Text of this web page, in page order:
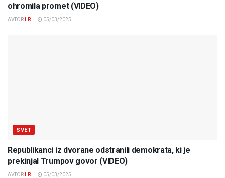
ohromila promet (VIDEO)
AVTOR I.R. 05/03/2025
SVET
Republikanci iz dvorane odstranili demokrata, ki je
prekinjal Trumpov govor (VIDEO)
AVTOR I.R. 05/03/2025